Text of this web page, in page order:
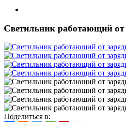
Светильник работающий от
Поделиться в: